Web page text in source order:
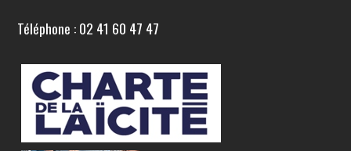
Téléphone : 02 41 60 47 47